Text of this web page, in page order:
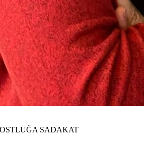
SADAKAT